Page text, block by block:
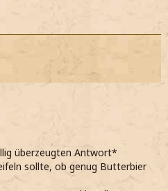
überzeugten Antwort*
sollte, ob genug Butterbier